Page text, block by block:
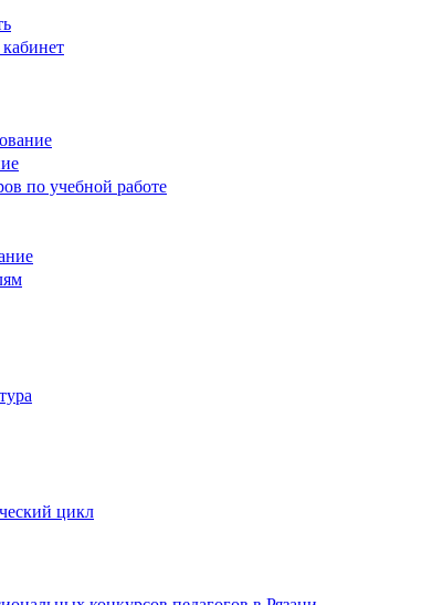
по учебной работе
цикл